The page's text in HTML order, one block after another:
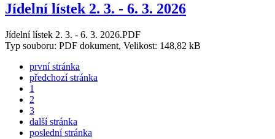
Jídelní lístek 2. 3. - 6. 3. 2026
Jídelní lístek 2. 3. - 6. 3. 2026.PDF
Typ souboru: PDF dokument, Velikost: 148,82 kB
první stránka
předchozí stránka
1
2
3
další stránka
poslední stránka